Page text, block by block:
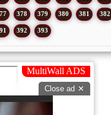
378 379 380 381 382
392 393